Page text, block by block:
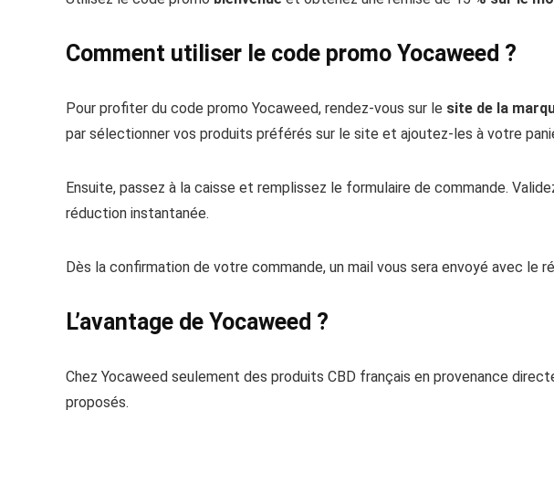
Comment utiliser le code promo Yocaweed ?
Pour profiter du code promo Yocaweed, rendez-vous sur le site de la
par sélectionner vos produits préférés sur le site et ajoutez-les à votre
Ensuite, passez à la caisse et remplissez le formulaire de commande.
réduction instantanée.
Dès la confirmation de votre commande, un mail vous sera envoyé avec le
L’avantage de Yocaweed ?
Chez Yocaweed seulement des produits CBD français en provenance
proposés.